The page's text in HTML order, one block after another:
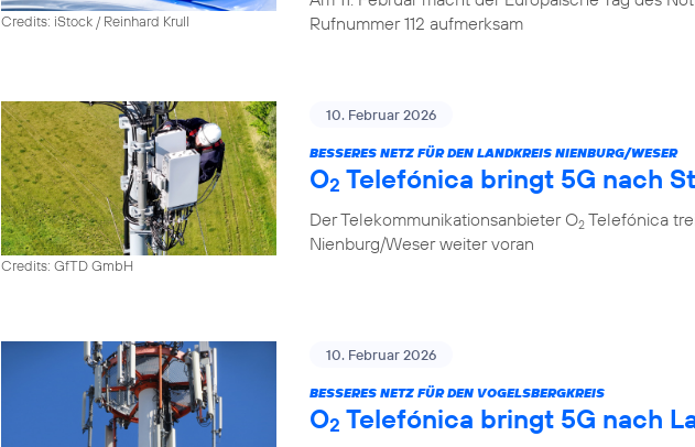
Credits: iStock / Reinhard Krull
Rufnummer 112 aufmerksam
Credits: GfTD GmbH
10. Februar 2026
BESSERES NETZ FÜR DEN LANDKREIS NIENBURG/WESER
O2 Telefónica bringt 5G nach
Der Telekommunikationsanbieter O2 Telefónica
Nienburg/Weser weiter voran
10. Februar 2026
BESSERES NETZ FÜR DEN VOGELSBERGKREIS
O2 Telefónica bringt 5G nach